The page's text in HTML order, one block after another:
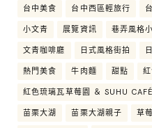
台中美食 台中西區輕旅行
小文青 展覽資訊 巷弄風格
文青咖啡廳 日式風格街拍
熱門美食 牛肉麵 甜點
紅色琉璃瓦草莓園 ＆ SUHU CAFÉ
苗栗大湖 苗栗大湖親子 草